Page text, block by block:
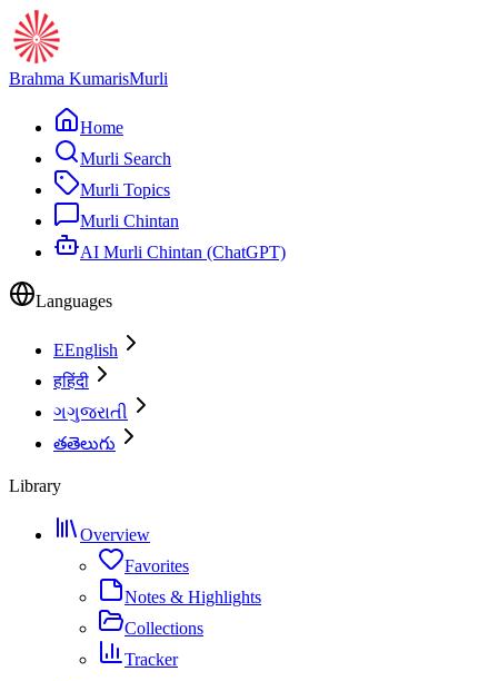
Brahma KumarisMurli
Home
Murli Search
Murli Topics
Murli Chintan
AI Murli Chintan (ChatGPT)
Languages
EEnglish
हहिंदी
ગગુજરાતી
తతెలుగు
Library
Overview
Favorites
Notes & Highlights
Collections
Tracker